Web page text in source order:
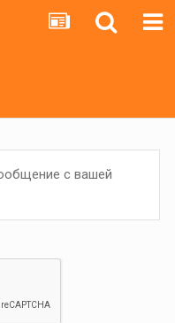
с вашей